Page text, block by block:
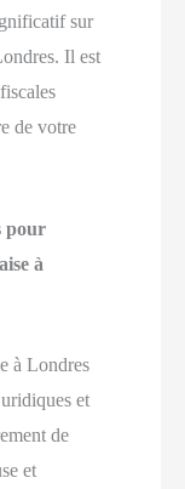
sur
Il est
de votre
pour
à
à Londres
et
de
et